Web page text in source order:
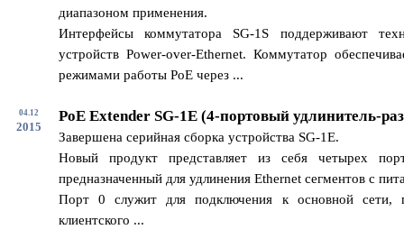
диапазоном применения.
Интерфейсы коммутатора SG-1S поддерживают
устройств Power-over-Ethernet. Коммутатор
режимами работы PoE через ...
04.12
2015
PoE Extender SG-1E (4-портовый удлинитель-
Завершена серийная сборка устройства SG-1E.
Новый продукт представляет из себя четырех
предназначенный для удлинения Ethernet сегментов с
Порт 0 служит для подключения к основной сети,
клиентского ...